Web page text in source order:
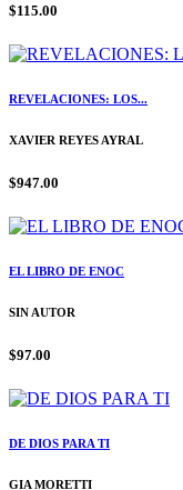
$115.00
REVELACIONES: LOS...
XAVIER REYES AYRAL
$947.00
EL LIBRO DE ENOC
SIN AUTOR
$97.00
DE DIOS PARA TI
GIA MORETTI